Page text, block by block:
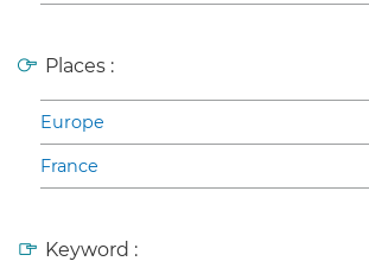
Places :
Europe
France
Keyword :